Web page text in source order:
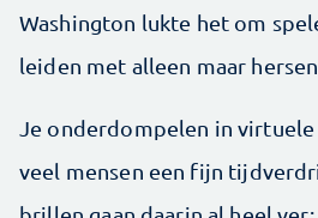
Washington lukte het om
leiden met alleen maar
Je onderdompelen in
veel mensen een fijn